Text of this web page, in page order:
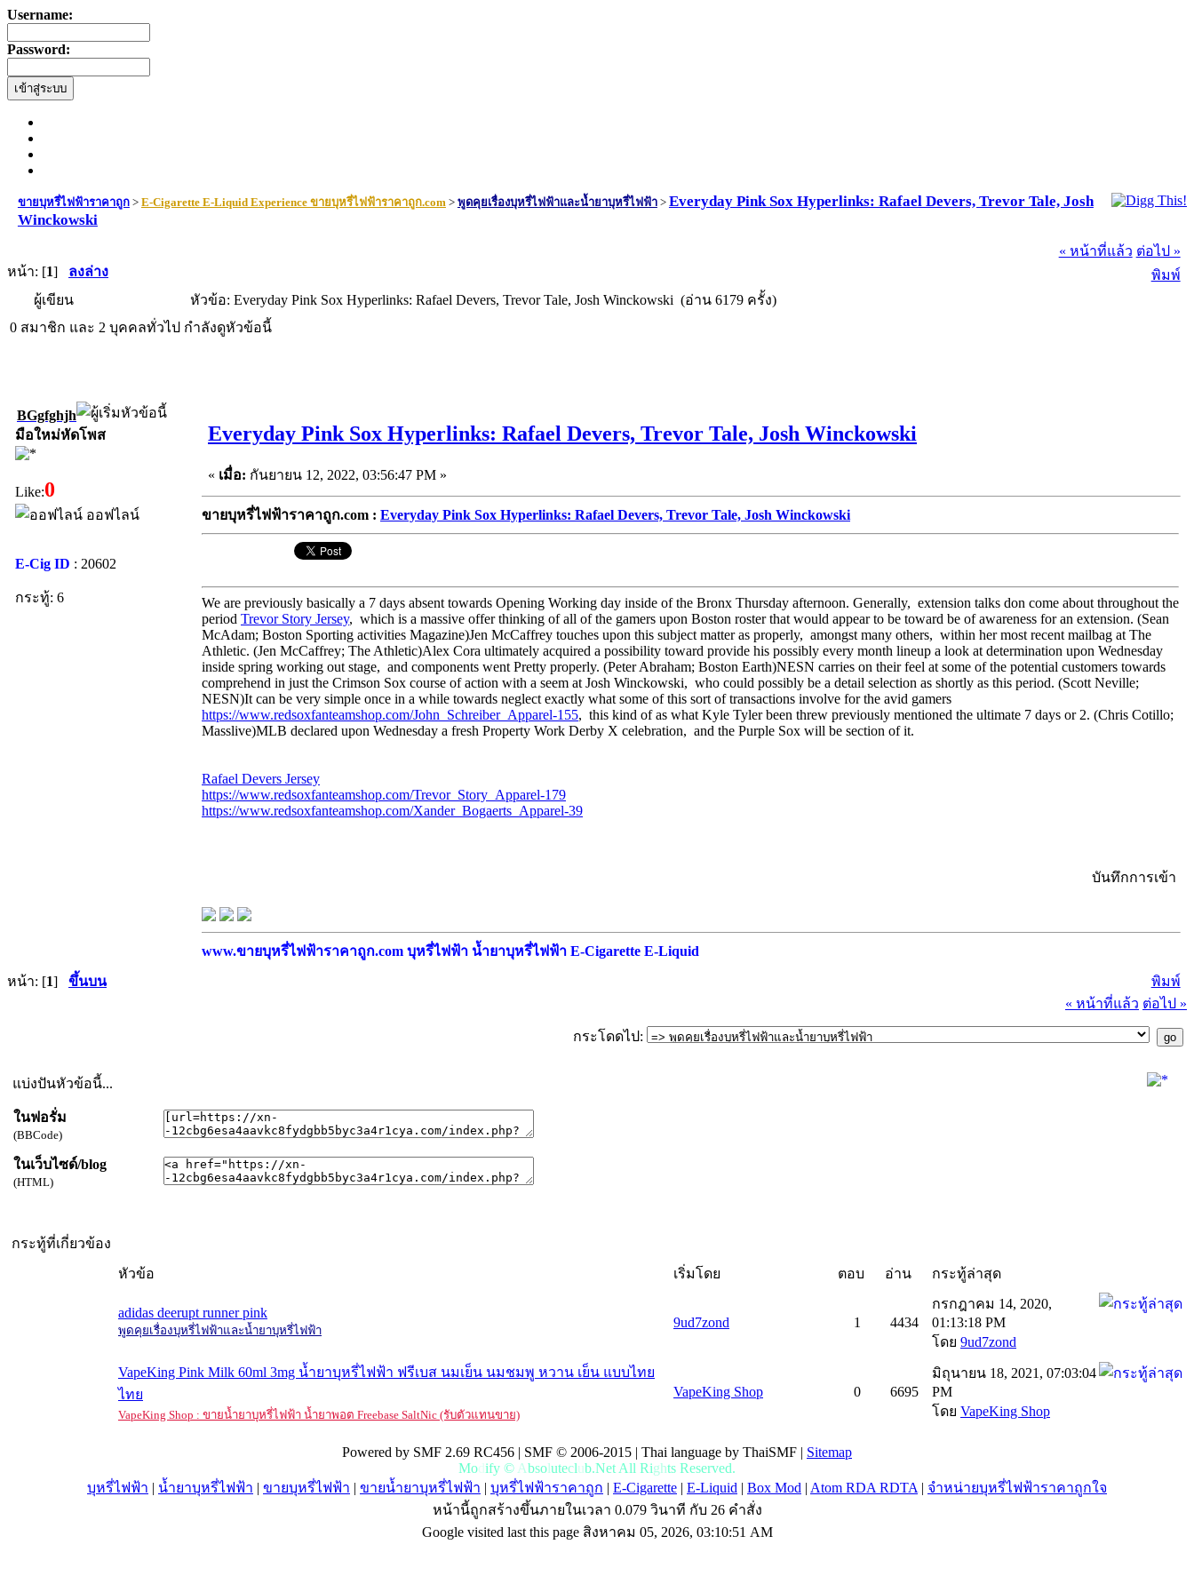
Username:
Password:
ขายบุหรี่ไฟฟ้าราคาถูก> E-Cigarette E-Liquid Experience ขายบุหรี่ไฟฟ้าราคาถูก.com> พูดคุยเรื่องบุหรี่ไฟฟ้าและน้ำยาบุหรี่ไฟฟ้า> Everyday Pink Sox Hyperlinks: Rafael Devers, Trevor Tale, Josh
Winckowski
หน้า: [1] ลงล่าง
« หน้าที่แล้ว ต่อไป »
พิมพ์
ผู้เขียน
หัวข้อ: Everyday Pink Sox Hyperlinks: Rafael Devers, Trevor Tale, Josh Winckowski (อ่าน 6179 ครั้ง)
0 สมาชิก และ 2 บุคคลทั่วไป กำลังดูหัวข้อนี้
BGgfghjh
มือใหม่หัดโพส
Like:0
ออฟไลน์
E-Cig ID : 20602
กระทู้: 6
Everyday Pink Sox Hyperlinks: Rafael Devers, Trevor Tale, Josh Winckowski
« เมื่อ: กันยายน 12, 2022, 03:56:47 PM »
ขายบุหรี่ไฟฟ้าราคาถูก.com : Everyday Pink Sox Hyperlinks: Rafael Devers, Trevor Tale, Josh Winckowski
We are previously basically a 7 days absent towards Opening Working day inside of the Bronx Thursday afternoon. Generally, extension talks don come about throughout the
period Trevor Story Jersey, which is a massive offer thinking of all of the gamers upon Boston roster that would appear to be toward be of awareness for an extension. (Sean
McAdam; Boston Sporting activities Magazine)Jen McCaffrey touches upon this subject matter as properly, amongst many others, within her most recent mailbag at The
Athletic. (Jen McCaffrey; The Athletic)Alex Cora ultimately acquired a possibility toward provide his possibly every month lineup a look at determination upon Wednesday
inside spring working out stage, and components went Pretty properly. (Peter Abraham; Boston Earth)NESN carries on their feel at some of the potential customers towards
comprehend in just the Crimson Sox course of action with a seem at Josh Winckowski, who could possibly be a detail selection as shortly as this period. (Scott Neville;
NESN)It can be very simple once in a while towards neglect exactly what some of this sort of transactions involve for the avid gamers
https://www.redsoxfanteamshop.com/John_Schreiber_Apparel-155, this kind of as what Kyle Tyler been threw previously mentioned the ultimate 7 days or 2. (Chris Cotillo;
Masslive)MLB declared upon Wednesday a fresh Property Work Derby X celebration, and the Purple Sox will be section of it.
Rafael Devers Jersey
https://www.redsoxfanteamshop.com/Trevor_Story_Apparel-179
https://www.redsoxfanteamshop.com/Xander_Bogaerts_Apparel-39
บันทึกการเข้า
www.ขายบุหรี่ไฟฟ้าราคาถูก.com บุหรี่ไฟฟ้า น้ำยาบุหรี่ไฟฟ้า E-Cigarette E-Liquid
หน้า: [1] ขึ้นบน
พิมพ์
« หน้าที่แล้ว ต่อไป »
กระโดดไป:
แบ่งปันหัวข้อนี้...
ในฟอรั่ม
(BBCode)
ในเว็บไซด์/blog
(HTML)
กระทู้ที่เกี่ยวข้อง
หัวข้อ
เริ่มโดย ตอบ อ่าน กระทู้ล่าสุด
adidas deerupt runner pink
พูดคุยเรื่องบุหรี่ไฟฟ้าและน้ำยาบุหรี่ไฟฟ้า
9ud7zond 1 4434
กรกฎาคม 14, 2020,
01:13:18 PM
โดย 9ud7zond
VapeKing Pink Milk 60ml 3mg น้ำยาบุหรี่ไฟฟ้า ฟรีเบส นมเย็น นมชมพู หวาน เย็น แบบไทย
ไทย
VapeKing Shop : ขายน้ำยาบุหรี่ไฟฟ้า น้ำยาพอต Freebase SaltNic (รับตัวแทนขาย)
VapeKing Shop 0 6695
มิถุนายน 18, 2021, 07:03:04
PM
โดย VapeKing Shop
Powered by SMF 2.69 RC456 | SMF © 2006-2015 | Thai language by ThaiSMF | Sitemap
Modify © Absoluteclub.Net All Rights Reserved.
บุหรี่ไฟฟ้า | น้ำยาบุหรี่ไฟฟ้า | ขายบุหรี่ไฟฟ้า | ขายน้ำยาบุหรี่ไฟฟ้า | บุหรี่ไฟฟ้าราคาถูก | E-Cigarette | E-Liquid | Box Mod | Atom RDA RDTA | จำหน่ายบุหรี่ไฟฟ้าราคาถูกใจ
หน้านี้ถูกสร้างขึ้นภายในเวลา 0.079 วินาที กับ 26 คำสั่ง
Google visited last this page สิงหาคม 05, 2026, 03:10:51 AM